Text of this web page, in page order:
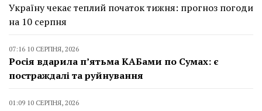
Україну чекає теплий початок тижня: прогноз погоди
на 10 серпня
07:16 10 СЕРПНЯ, 2026
Росія вдарила п’ятьма КАБами по Сумах: є
постраждалі та руйнування
01:09 10 СЕРПНЯ, 2026